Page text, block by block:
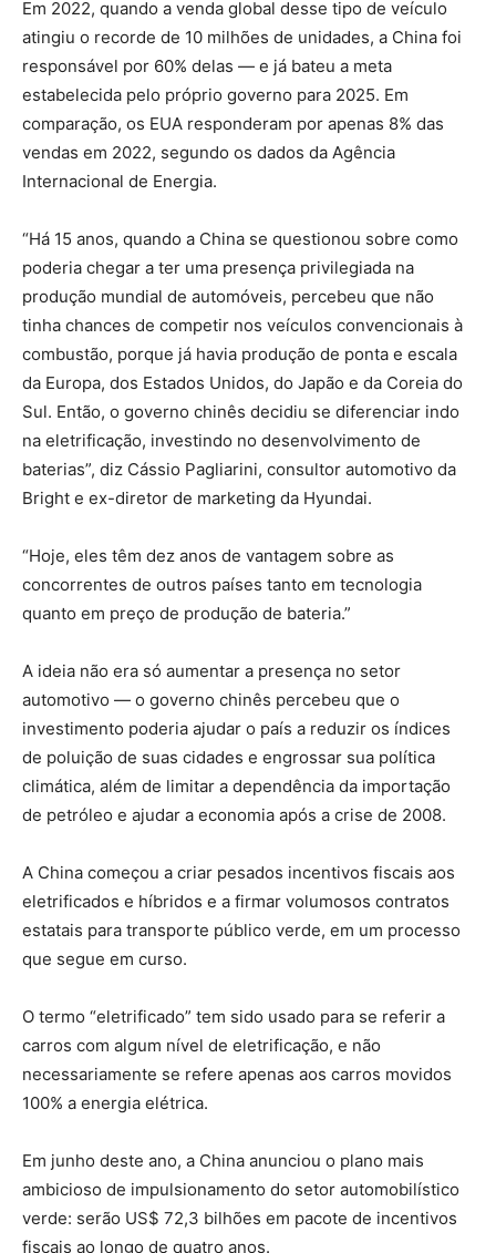
Em 2022, quando a venda global desse tipo de veículo
atingiu o recorde de 10 milhões de unidades, a China foi
responsável por 60% delas — e já bateu a meta
estabelecida pelo próprio governo para 2025. Em
comparação, os EUA responderam por apenas 8% das
vendas em 2022, segundo os dados da Agência
Internacional de Energia.
“Há 15 anos, quando a China se questionou sobre como
poderia chegar a ter uma presença privilegiada na
produção mundial de automóveis, percebeu que não
tinha chances de competir nos veículos convencionais à
combustão, porque já havia produção de ponta e escala
da Europa, dos Estados Unidos, do Japão e da Coreia do
Sul. Então, o governo chinês decidiu se diferenciar indo
na eletrificação, investindo no desenvolvimento de
baterias”, diz Cássio Pagliarini, consultor automotivo da
Bright e ex-diretor de marketing da Hyundai.
“Hoje, eles têm dez anos de vantagem sobre as
concorrentes de outros países tanto em tecnologia
quanto em preço de produção de bateria.”
A ideia não era só aumentar a presença no setor
automotivo — o governo chinês percebeu que o
investimento poderia ajudar o país a reduzir os índices
de poluição de suas cidades e engrossar sua política
climática, além de limitar a dependência da importação
de petróleo e ajudar a economia após a crise de 2008.
A China começou a criar pesados incentivos fiscais aos
eletrificados e híbridos e a firmar volumosos contratos
estatais para transporte público verde, em um processo
que segue em curso.
O termo “eletrificado” tem sido usado para se referir a
carros com algum nível de eletrificação, e não
necessariamente se refere apenas aos carros movidos
100% a energia elétrica.
Em junho deste ano, a China anunciou o plano mais
ambicioso de impulsionamento do setor automobilístico
verde: serão US$ 72,3 bilhões em pacote de incentivos
fiscais ao longo de quatro anos.